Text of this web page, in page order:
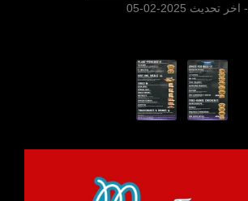
- اخر تحديث 2025-02-05